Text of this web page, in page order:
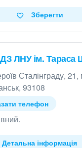
Зберегти
ЛНУ ім. Тараса
Сталінграду, 21,
93108
телефон
Детальна інформація